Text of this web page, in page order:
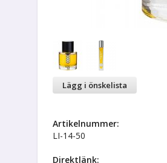
Lägg i önskelista
Artikelnummer:
LI-14-50
Direktlänk: